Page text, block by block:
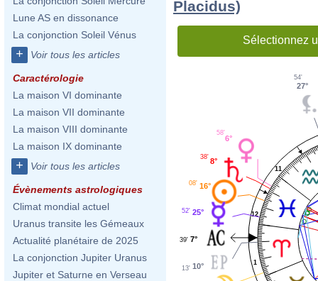
Lune AS en dissonance
La conjonction Soleil Vénus
+ Voir tous les articles
Caractérologie
La maison VI dominante
La maison VII dominante
La maison VIII dominante
La maison IX dominante
+ Voir tous les articles
Évènements astrologiques
Climat mondial actuel
Uranus transite les Gémeaux
Actualité planétaire de 2025
La conjonction Jupiter Uranus
Jupiter et Saturne en Verseau
Placidus)
Sélectionnez
1
11
12
27°
54'
6°
58'
8°
38'
16°
08'
25°
52'
7°
39'
10°
13'